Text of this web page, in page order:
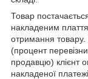
Товар
накладеним
отримання товару.
(процент
продавцю) клієнт
накладеної